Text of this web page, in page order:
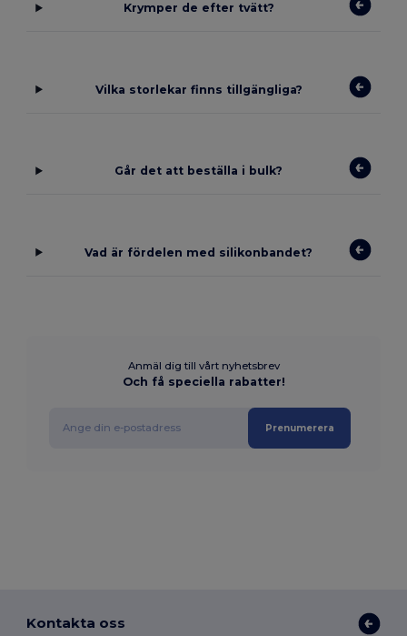
Krymper de efter tvätt?
Vilka storlekar finns tillgängliga?
Går det att beställa i bulk?
Vad är fördelen med silikonbandet?
Anmäl dig till vårt nyhetsbrev
Och få speciella rabatter!
Prenumerera
Kontakta oss